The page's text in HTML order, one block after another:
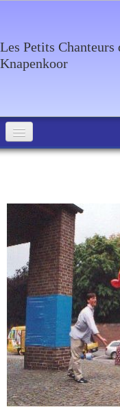
Les Petits
Knapenkoor
Medias
Agenda
Discographie
Contact
Soutien
Sponsoring
Événements